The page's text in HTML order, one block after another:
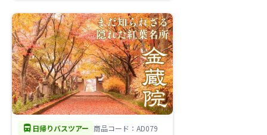
directions_bus 日帰りバスツアー 商品コード：AD079